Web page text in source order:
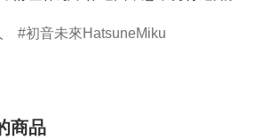
初音未來HatsuneMiku
商品